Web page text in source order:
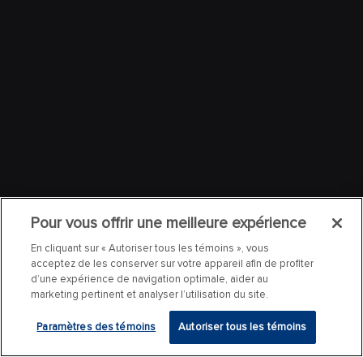
Pour vous offrir une meilleure expérience
En cliquant sur « Autoriser tous les témoins », vous
acceptez de les conserver sur votre appareil afin de profiter
d’une expérience de navigation optimale, aider au
marketing pertinent et analyser l’utilisation du site.
Paramètres des témoins Autoriser tous les témoins